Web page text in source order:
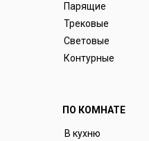
В кухню
Парящие
Трековые
Световые
Контурные
ПО КОМНАТЕ